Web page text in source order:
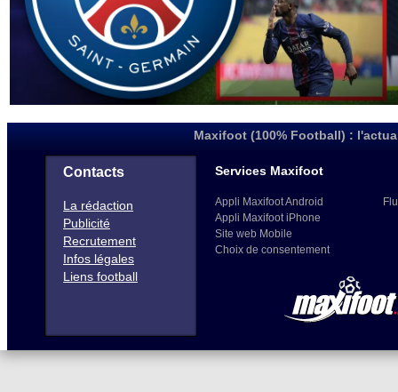
Maxifoot (100% Football) :
Contacts
La rédaction
Publicité
Recrutement
Infos légales
Liens football
Services Maxifoot
Appli Maxifoot Android
Appli Maxifoot iPhone
Site web Mobile
Choix de consentement